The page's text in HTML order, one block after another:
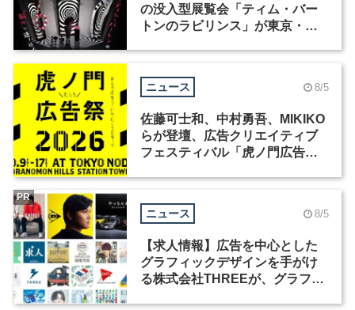
の没入型展覧会「ティム・バー
トンのラビリンス」が東京・豊
ニュース 8/5
佐藤可士和、中村勇吾、MIKIKO
らが登壇、広告クリエイティブ
フェスティバル「虎ノ門広告
ニュース 8/5
【求人情報】広告を中心とした
グラフィックデザインを手がけ
る株式会社THREEが、グラフィ
PR